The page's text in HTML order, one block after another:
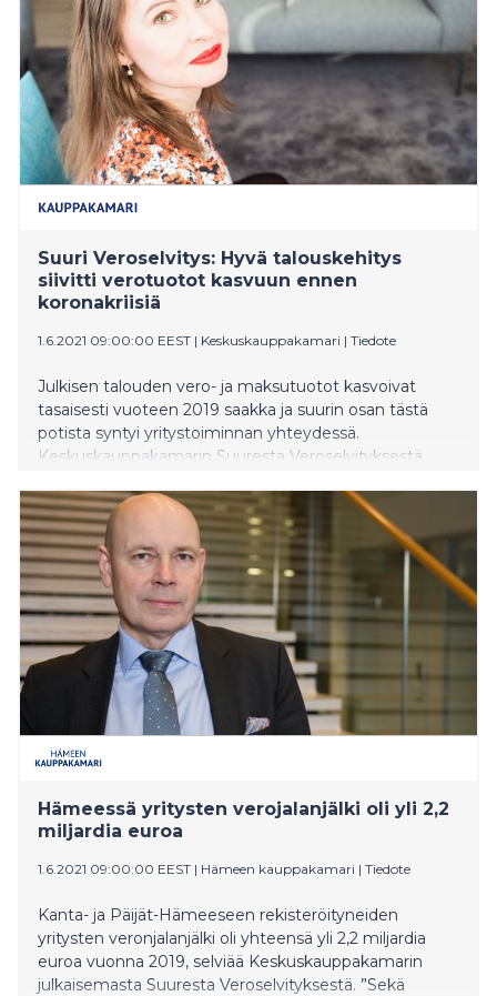
2000-luvulla. Vuonna 2000 kulutusverojen osuus
verotuotoista oli 29,0 prosenttia ja 2010 31,8
prosenttia. Vuodesta
Suuri Veroselvitys: Hyvä talouskehitys
siivitti verotuotot kasvuun ennen
koronakriisiä
1.6.2021 09:00:00 EEST | Keskuskauppakamari | Tiedote
Julkisen talouden vero- ja maksutuotot kasvoivat
tasaisesti vuoteen 2019 saakka ja suurin osan tästä
potista syntyi yritystoiminnan yhteydessä.
Keskuskauppakamarin Suuresta Veroselvityksestä
tilittivät veroja ja veronluonteisia maksuja noin 69
miljardia euroa. Tämä on viisi miljardia euroa enemmän
kuin vuonna 2017.
Hämeessä yritysten verojalanjälki oli yli 2,2
miljardia euroa
1.6.2021 09:00:00 EEST | Hämeen kauppakamari | Tiedote
Kanta- ja Päijät-Hämeeseen rekisteröityneiden
yritysten veronjalanjälki oli yhteensä yli 2,2 miljardia
euroa vuonna 2019, selviää Keskuskauppakamarin
julkaisemasta Suuresta Veroselvityksestä. ”Sekä